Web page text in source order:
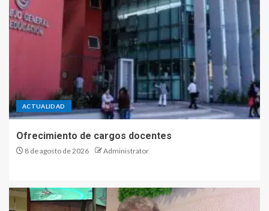
ACTUALIDAD
Ofrecimiento de cargos docentes
8 de agosto de 2026 Administrator